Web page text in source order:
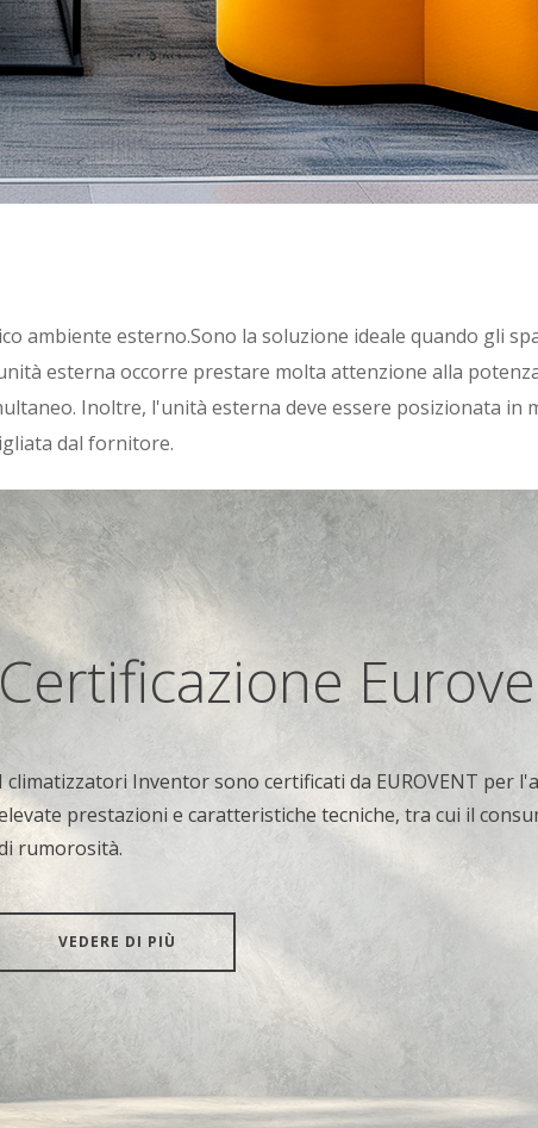
ambiente esterno.Sono la soluzione ideale quando gli
esterna occorre prestare molta attenzione alla
Inoltre, l'unità esterna deve essere posizionata in
dal fornitore.
Certificazione
climatizzatori Inventor sono certificati da EUROVENT per
prestazioni e caratteristiche tecniche, tra cui il
rumorosità.
VEDERE DI PIÙ